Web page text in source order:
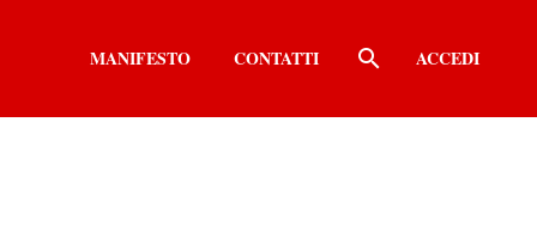
MANIFESTO CONTATTI ACCEDI